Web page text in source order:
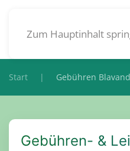
Zum Hauptinhalt
Start Gebühren
Gebühren- &